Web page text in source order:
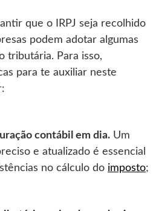
que o IRPJ seja recolhido
podem adotar algumas
tributária. Para isso,
para te auxiliar neste
contábil em dia. Um
e atualizado é essencial
no cálculo do imposto;